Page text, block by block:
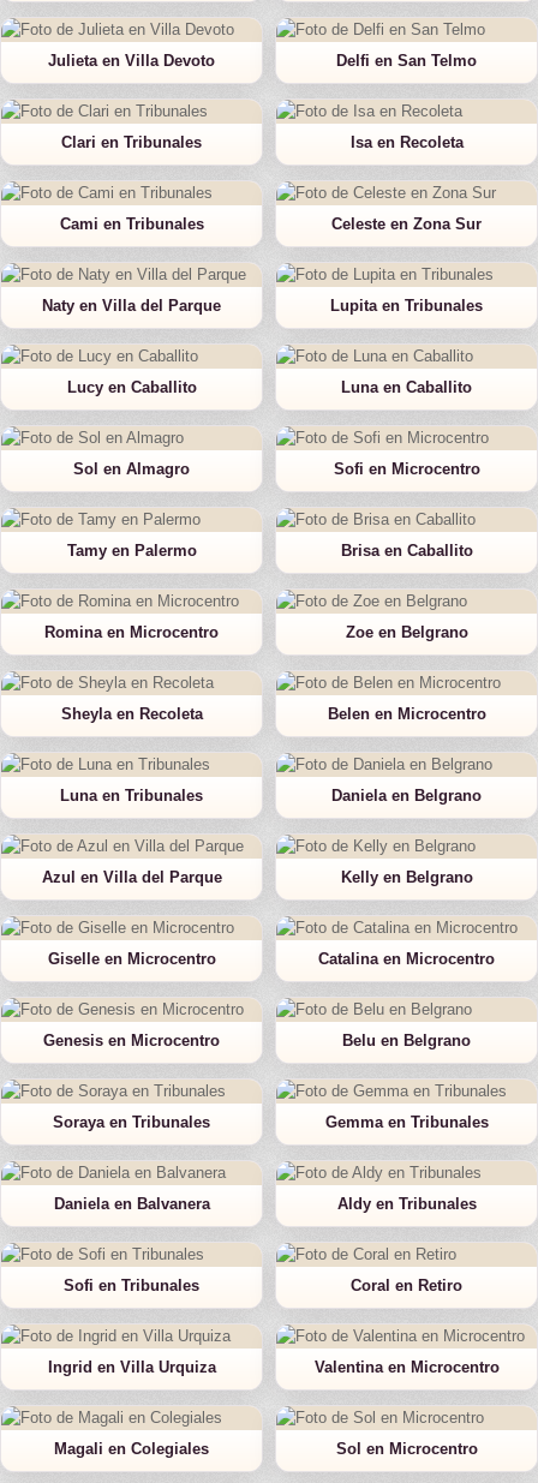
Julieta en Villa Devoto Delfi en San Telmo
Clari en Tribunales Isa en Recoleta
Cami en Tribunales Celeste en Zona Sur
Naty en Villa del Parque Lupita en Tribunales
Lucy en Caballito Luna en Caballito
Sol en Almagro Sofi en Microcentro
Tamy en Palermo Brisa en Caballito
Romina en Microcentro Zoe en Belgrano
Sheyla en Recoleta Belen en Microcentro
Luna en Tribunales Daniela en Belgrano
Azul en Villa del Parque Kelly en Belgrano
Giselle en Microcentro Catalina en Microcentro
Genesis en Microcentro Belu en Belgrano
Soraya en Tribunales Gemma en Tribunales
Daniela en Balvanera Aldy en Tribunales
Sofi en Tribunales Coral en Retiro
Ingrid en Villa Urquiza Valentina en Microcentro
Magali en Colegiales Sol en Microcentro